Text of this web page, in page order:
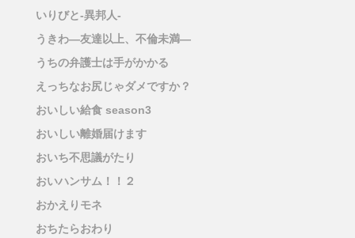
いりびと-異邦人-
うきわ―友達以上、不倫未満―
うちの弁護士は手がかかる
えっちなお尻じゃダメですか？
おいしい給食 season3
おいしい離婚届けます
おいち不思議がたり
おいハンサム！！２
おかえりモネ
おちたらおわり